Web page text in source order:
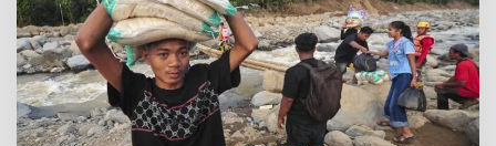
a
r
u
t
u
n
g